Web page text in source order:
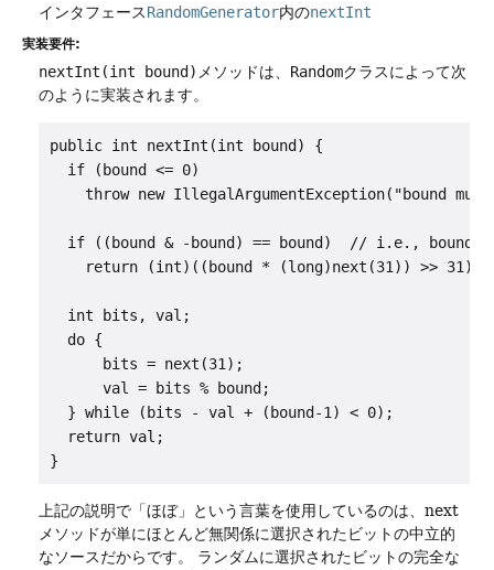
インタフェースRandomGenerator内のnextInt
実装要件:
nextInt(int bound) メソッドは、 Randomクラスによって次
のように実装されます。
public int nextInt(int bound) {
  if (bound <= 0)
throw new IllegalArgumentException("bound
if ((bound & -bound) == bound)  // i.e., bound
    return (int)((bound * (long)next(31)) >> 31);
  int bits, val;
  do {
      bits = next(31);
      val = bits % bound;
  } while (bits - val + (bound-1) < 0);
  return val;
}
上記の説明で「ほぼ」という言葉を使用しているのは、next
メソッドが単にほとんど無関係に選択されたビットの中立的
なソースだからです。
ランダムに選択されたビットの完全な